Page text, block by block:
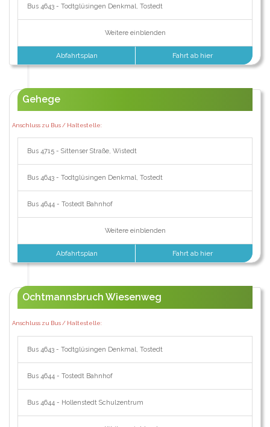
Bus 4643 - Todtglüsingen Denkmal, Tostedt
Weitere einblenden
Abfahrtsplan Fahrt ab hier
Gehege
Anschluss zu Bus / Haltestelle:
Bus 4715 - Sittenser Straße, Wistedt
Bus 4643 - Todtglüsingen Denkmal, Tostedt
Bus 4644 - Tostedt Bahnhof
Weitere einblenden
Abfahrtsplan Fahrt ab hier
Ochtmannsbruch Wiesenweg
Anschluss zu Bus / Haltestelle:
Bus 4643 - Todtglüsingen Denkmal, Tostedt
Bus 4644 - Tostedt Bahnhof
Bus 4644 - Hollenstedt Schulzentrum